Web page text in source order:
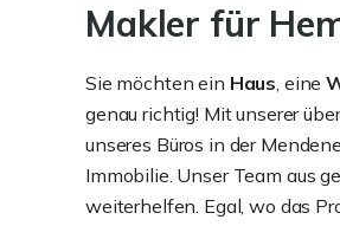
Makler für
Sie möchten ein Haus, eine
genau richtig! Mit unserer
unseres Büros in der
Immobilie. Unser Team aus
weiterhelfen. Egal, wo das